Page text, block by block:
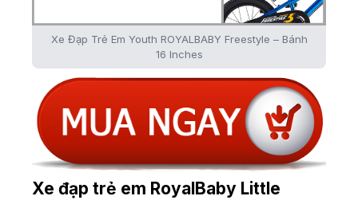
Xe Đạp Trẻ Em Youth ROYALBABY Freestyle – Bánh
16 Inches
Xe đạp trẻ em RoyalBaby Little